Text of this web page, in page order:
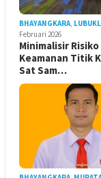
BHAYANGKARA
Februari 2026
Minimalisir Risiko
Keamanan Titik
Sat Sam…